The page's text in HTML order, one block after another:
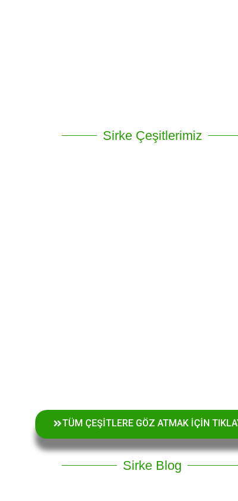
Sirke Çeşitlerimiz
TÜM ÇEŞİTLERE GÖZ ATMAK İÇİN
Sirke Blog